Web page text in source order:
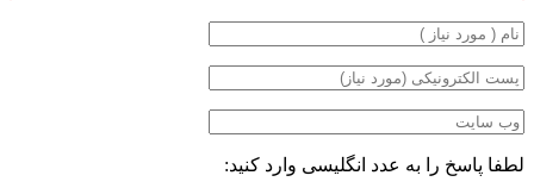
لطفا پاسخ را به عدد انگلیسی وارد کنید: